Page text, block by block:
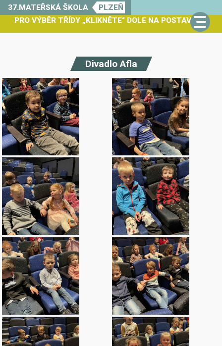
37.MATEŘSKÁ ŠKOLA
PLZEŇ
PRO VÝBĚR TŘÍDY „KLIKNĚTE“ DOLE NA POSTAVIČKU
Divadlo Afla